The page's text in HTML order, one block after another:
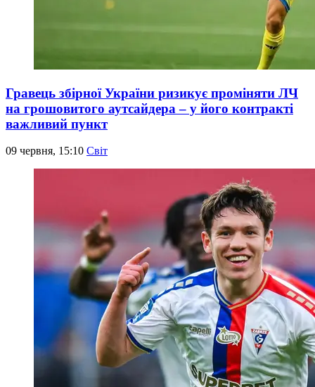
Гравець збірної України ризикує проміняти ЛЧ
на грошовитого аутсайдера – у його контракті
важливий пункт
09 червня, 15:10 Світ